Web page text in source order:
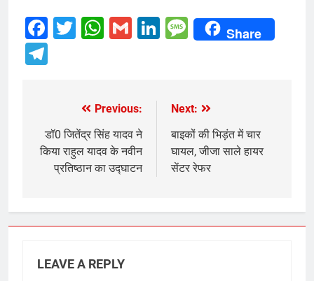
Facebook
Twitter
WhatsApp
GmailLinkedIn
Message
Share
navigation
Previous:
डॉ0 जितेंद्र सिंह यादव ने
किया राहुल यादव के नवीन
प्रतिष्ठान का उद्घाटन
Next:
बाइकों की भिड़ंत में चार
घायल, जीजा साले हायर
सेंटर रेफर
LEAVE A REPLY